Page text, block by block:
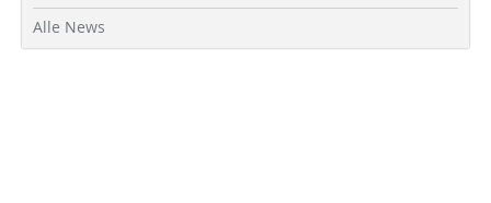
Alle News